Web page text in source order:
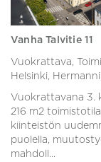
Vanha Talvitie 11
Vuokrattava,
Helsinki, Hermanni,
Vuokrattavana 3.
216 m2 toimistotila
kiinteistön
puolella,
mahdoll...